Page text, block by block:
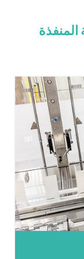
المنفذة